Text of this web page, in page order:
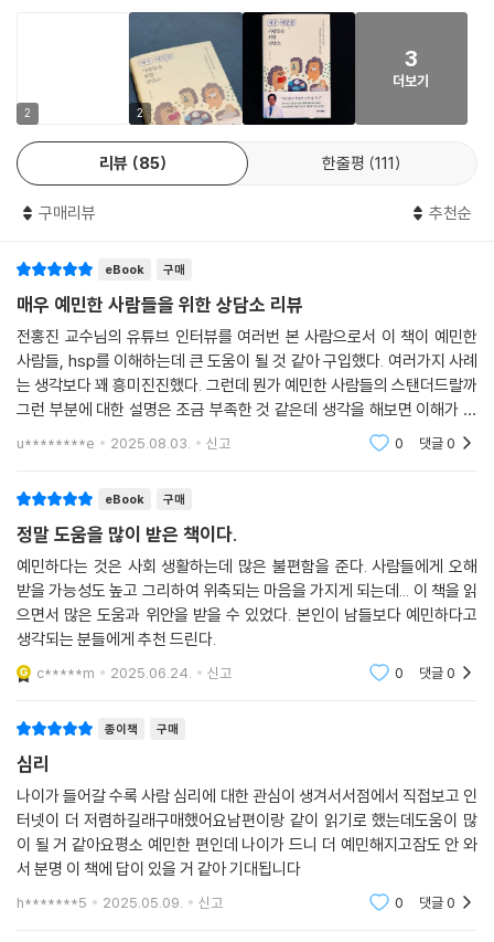
대해 계속 생각합니다. 나중에는 ‘생각을 하지 말아야지’ 하는 생각 자체로
힘들어지기도 합니다. 생각이 자꾸 나는 것은 다시 불안을 유발하게 됩니
다. 모든 일을 통제하면 편해지지만 통제할 수 없는 상황에 부딪히면 정신
적으로 지쳐가게 됩니다. 이런 상태가 지속되면 에너지가 고갈되어 우울증
으로 진행될 수도 있습니다.
--- pp.84~85
매우 예민한 분들은 우리 뇌의 변연계가 지나치게 활성화되어 있습니다.
사람들은 뇌의 감정과 공감을 느끼는 변연계가 활성화되어 있다는 사실이
보고되었습니다. 우리 뇌가 컴퓨터와 다른 점은 과거의 기억이 그때 느꼈
던 감정에 따라 강화되고 쉽게 회상이 된다는 점입니다. 이 역할을 편도체
가 하게 됩니다. 편도체는 공포, 불안, 두려움의 감정을 느꼈을 때 변연계를
자극해 더욱 강하게 기억하게 하고 잊지 못하게 합니다.
--- p.115
매우 예민한 사람인데도 많은 사람들과 만나고 회의해도 피곤하지 않은 분
것입니다. 둘째는, 관심과 흥미를 가지고 대화를 하는 것입니다. 흥미를 가
지면 현재와 지금(here and now)에 집중하게 되는 장점이 있습니다. 흥
미는 안전기지를 통해서 얻어질 수 있습니다. 안전기지를 통해 세상을 탐
험하게 되면 나만의 흥미를 발견할 수 있습니다. ‘나는 흥미로운 것이 아무
것도 없다’라고 생각하는 사람이 있다면 안전기지 형성이 안 되었을 가능
성이 높습니다.
--- p.119
할 수 있습니다. 첫째, 식욕이 증가하고 밤에 폭식증이 있습니다. 렙틴(Le
ptin)과 그렐린(Ghrelin)은 우리의 몸에서 식욕을 조절하는 호르몬입니
다. 렙틴은 식욕을 억제하고 그렐린은 반대로 식욕을 증가시키는 역할을
하게 됩니다. 비전형성 우울증에서는 렙틴의 식욕억제 효과가 줄어드는 것
이 식욕이 증가하는 원인이 됩니다. 혈당이 증가하면 우울감과 불안감이
줄어들기 때문에 더 많이 먹게 됩니다.
--- p.132
나와 로스쿨을 졸업하고 유명한 로펌에 들어가 남부럽지 않은 삶을 살던
사람이었다. 그러다 어느 날 어렵게 입사한 회사를 그만두고 반년이 넘도
록 혼자 사는 집에서 나가지도 않고 사람들을 피하며 지내게 되었다. 로펌
에 근무하면서 이전에는 없었던 과도한 경쟁을 경험하게 된 것이 원인이었
다. 강희씨처럼 학창시절 줄곧 선생님에게 칭찬받는 것에 익숙했던 사람들
은 다른 사람들과의 경쟁에서 뒤쳐진다는 느낌을 지속적으로 받으면 우울
감이 생기기 쉽다. 강희씨에게는 ‘히스테리성 성격’ ‘양극성 우울증’ 등이
를 유지하기 위해 더욱 자신을 과장해 표현했던 것이다. 그는 전문의의 도
는 것을 인지하게 됐고, 무의식중에 타인의 마음에 들기 위해, 버림받지 않
기 위해 지나치게 노력했던 날들을 되돌아보며 자신의 가치를 다시 발견해
보는 시간을 갖게 되었다.
3부 ‘트라우마편’에서는 남들이 볼 때 이해가 안 되는 행동 뒤에 아픈 기억
을 숨기고 있는 사연들을 들려준다. 영주씨는 50대 여성으로 혀가 심하게
아픈 증상 탓에 5년째 고생하고 있었는데, 이비인후과에서 진찰을 받아도
진료 끝에 ‘정신병적 증상을 동반한 심한 우울증’과 ‘신체화 장애’ ‘감정표
현불능증’으로 진단받았다. 알고 보니 부부는 5년 전에 큰 아픔을 겪었다.
착하고 모범적이던 큰아들이 갑자기 극단적 선택을 한 것이다. 언젠가부터
아들은 학교도 그만두고 몇 개월을 자신의 방에서만 지냈는데, 영주씨가
방 좀 치우라며 야단을 치고 술병을 모두 버린 날 아들에게 사고가 난 것이
다. 영주씨는 큰 충격에 아들이 계속 살아 있는 것처럼 행동했고, 참다못한
남편은 홧김에 “아들이 죽은 건 당신 탓”이라고 소리를 질렀다. 그때부터
영주씨는 아들에게 꾸지람을 했던 자신의 혀에 죄책감을 투사해 혀 마비
가 아들의 죽음에 관련이 없다는 것을 밝혀냈고, 부부는 서로의 마음을 나
누고 자살 유가족 자조모임에도 나가 도움을 받으며 트라우마를 극복하고
있다.
4부 ‘분노편’에서는 자신 또는 타인을 향한 분노에 대해 들여다본다. 저자
는 분노라는 감정은 ‘다른 사람이 나를 어떻게 생각하는지’ 바라보는 관점
이 중요하며, 타인이 나를 낮춰 보거나 무시하면 자존심에 상처를 입고 분
노가 생긴다고 말한다. 20대 청년인 동주씨는 회사에서 선임들과 같이 있
2 2
3
더보기
리뷰 85 한줄평 111
구매리뷰 추천순
eBook 구매
매우 예민한 사람들을 위한 상담소 리뷰
전홍진 교수님의 유튜브 인터뷰를 여러번 본 사람으로서 이 책이 예민한
사람들, hsp를 이해하는데 큰 도움이 될 것 같아 구입했다. 여러가지 사례
는 생각보다 꽤 흥미진진했다. 그런데 뭔가 예민한 사람들의 스탠더드랄까
그런 부분에 대한 설명은 조금 부족한 것 같은데 생각을 해보면 이해가 된
다. 예민한 성향에 자기만의 성격을 가지고 있으니 예민함이 발현되는 것
u********e 2025.08.03. 신고 0 댓글0
eBook 구매
정말 도움을 많이 받은 책이다.
예민하다는 것은 사회 생활하는데 많은 불편함을 준다. 사람들에게 오해
받을 가능성도 높고 그리하여 위축되는 마음을 가지게 되는데... 이 책을 읽
으면서 많은 도움과 위안을 받을 수 있었다. 본인이 남들보다 예민하다고
생각되는 분들에게 추천 드린다.
c*****m 2025.06.24. 신고 0 댓글0
종이책 구매
심리
나이가 들어갈 수록 사람 심리에 대한 관심이 생겨서서점에서 직접보고 인
터넷이 더 저렴하길래구매했어요남편이랑 같이 읽기로 했는데도움이 많
이 될 거 같아요평소 예민한 편인데 나이가 드니 더 예민해지고잠도 안 와
서 분명 이 책에 답이 있을 거 같아 기대됩니다
h*******5 2025.05.09. 신고 0 댓글0